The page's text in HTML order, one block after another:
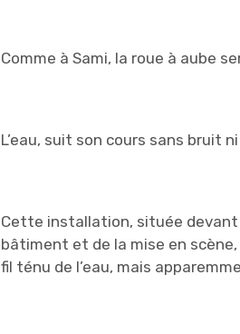
Comme à Sami, la roue à aube
L’eau, suit son cours sans bruit
Cette installation, située
bâtiment et de la mise en
fil ténu de l’eau, mais